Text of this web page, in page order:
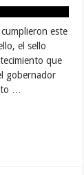
este
el sello
que
gobernador
…